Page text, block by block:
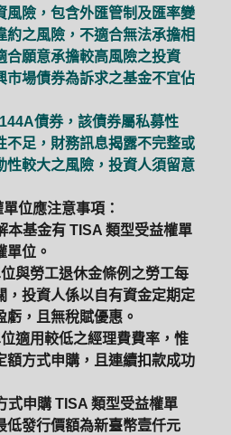
風險，包含外匯管制及匯率變
約之風險，不適合無法承擔相
合願意承擔較高風險之投資
市場債券為訴求之基金不宜佔
債券，該債券屬私募性
不足，財務訊息揭露不完整或
性較大之風險，投資人須留意
位應注意事項：
本基金有 TISA 類型受益權單
單位。
與勞工退休金條例之勞工每
，投資人係以自有資金定期定
，且無稅賦優惠。
適用較低之經理費費率，惟
額方式申購，且連續扣款成功
式申購 TISA 類型受益權單
低發行價額為新臺幣壹仟元